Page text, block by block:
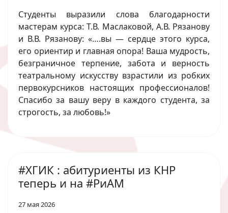
Студенты выразили слова благодарности
мастерам курса: Т.В. Маслаковой, А.В. Рязанову
и В.В. Рязанову: «….вы — сердце этого курса,
его ориентир и главная опора! Ваша мудрость,
безграничное терпение, забота и верность
театральному искусству взрастили из робких
первокурсников настоящих профессионалов!
Спасибо за вашу веру в каждого студента, за
строгость, за любовь!»
#ХГИК : абитуриенты из КНР
теперь и на #РиАМ
27 мая 2026